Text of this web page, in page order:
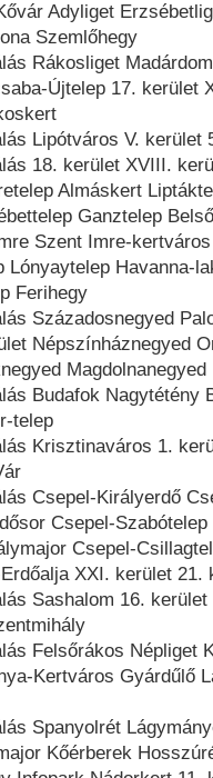
Adyliget
Szemlőhegy
Rákosliget
Újtelep 17. kerület
Lipótváros V. kerület
18. kerület XVIII.
Almáskert
Ganztelep
Szent Imre-
Lónyaytelep Havanna-
Ferihegy
Századosnegyed
Népszínháznegyed
Budafok Nagytétény
telep
Krisztinaváros 1.
Csepel-Királyerdő
Csepel-
Csepel-
XXI. kerület 21.
Sashalom 16.
Felsőrákos Népliget
Kertváros Gyárdűlő
Spanyolrét
Kőérberek